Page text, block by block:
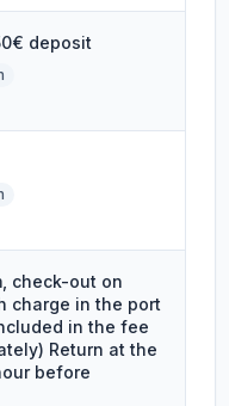
deposit
check-out on
charge in the port
in the fee
Return at the
before